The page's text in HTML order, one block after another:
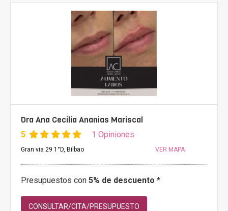
Dra Ana Cecilia Ananias Mariscal
5 1 Opiniones
Gran via 29 1°D, Bilbao VER MAPA
Presupuestos con 5% de descuento *
CONSULTAR/CITA/PRESUPUESTO